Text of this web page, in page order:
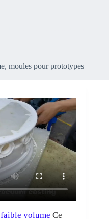
moules pour prototypes
volume Ce